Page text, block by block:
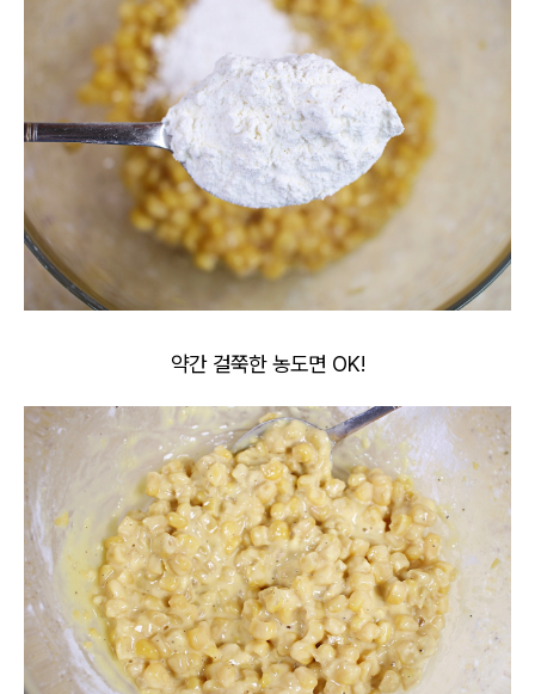
약간 걸쭉한 농도면 OK!